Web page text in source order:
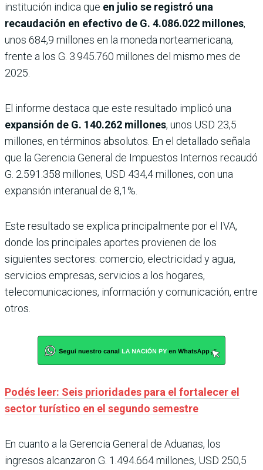
institución indica que en julio se registró una
recaudación en efectivo de G. 4.086.022 millones,
unos 684,9 millones en la moneda norteamericana,
frente a los G. 3.945.760 millones del mismo mes de
2025.
El informe destaca que este resultado implicó una
expansión de G. 140.262 millones, unos USD 23,5
millones, en términos absolutos. En el detallado señala
que la Gerencia General de Impuestos Internos recaudó
G. 2.591.358 millones, USD 434,4 millones, con una
expansión interanual de 8,1%.
Este resultado se explica principalmente por el IVA,
donde los principales aportes provienen de los
siguientes sectores: comercio, electricidad y agua,
servicios empresas, servicios a los hogares,
telecomunicaciones, información y comunicación, entre
otros.
Podés leer: Seis prioridades para el fortalecer el
sector turístico en el segundo semestre
En cuanto a la Gerencia General de Aduanas, los
ingresos alcanzaron G. 1.494.664 millones, USD 250,5